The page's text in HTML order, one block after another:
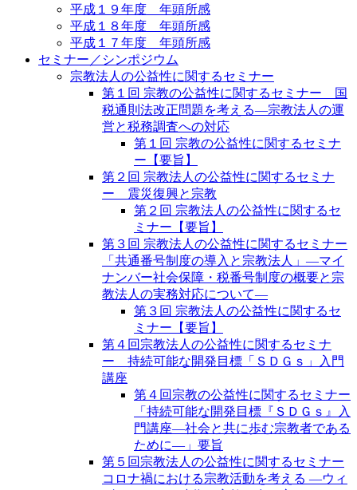
平成１９年度 年頭所感
平成１８年度 年頭所感
平成１７年度 年頭所感
セミナー／シンポジウム
宗教法人の公益性に関するセミナー
第１回 宗教の公益性に関するセミナー 国
税通則法改正問題を考える―宗教法人の運
営と税務調査への対応
第１回 宗教の公益性に関するセミナ
ー【要旨】
第２回 宗教法人の公益性に関するセミナ
ー 震災復興と宗教
第２回 宗教法人の公益性に関するセ
ミナー【要旨】
第３回 宗教法人の公益性に関するセミナー
「共通番号制度の導入と宗教法人」―マイ
ナンバー社会保障・税番号制度の概要と宗
教法人の実務対応について―
第３回 宗教法人の公益性に関するセ
ミナー【要旨】
第４回宗教法人の公益性に関するセミナ
ー 持続可能な開発目標「ＳＤＧｓ」入門
講座
第４回宗教の公益性に関するセミナー
「持続可能な開発目標『ＳＤＧｓ』入
門講座―社会と共に歩む宗教者である
ために―」要旨
第５回宗教法人の公益性に関するセミナー
コロナ禍における宗教活動を考える ―ウィ